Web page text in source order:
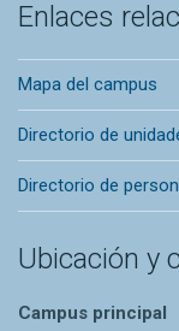
Enlaces
Mapa del campus
Directorio de
Directorio de
Ubicación y
Campus principal